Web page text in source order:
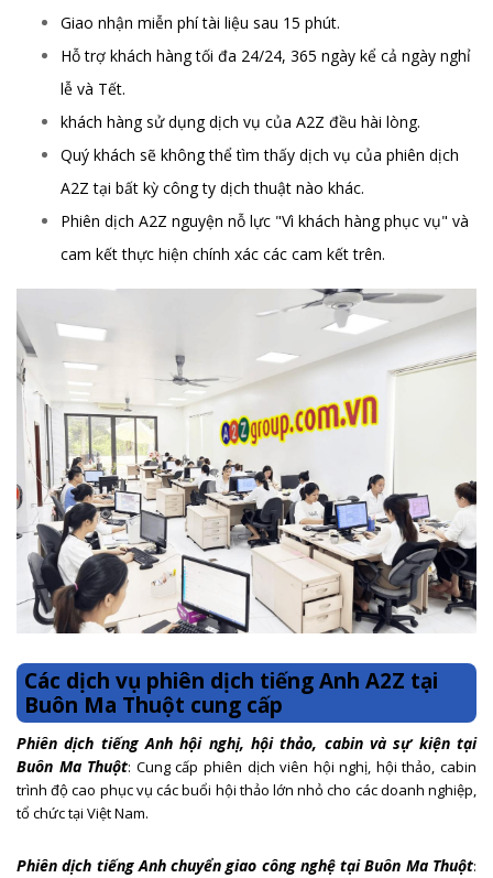
Giao nhận miễn phí tài liệu sau 15 phút.
Hỗ trợ khách hàng tối đa 24/24, 365 ngày kể cả ngày nghỉ
lễ và Tết.
khách hàng sử dụng dịch vụ của A2Z đều hài lòng.
Quý khách sẽ không thể tìm thấy dịch vụ của phiên dịch
A2Z tại bất kỳ công ty dịch thuật nào khác.
Phiên dịch A2Z nguyện nỗ lực "Vì khách hàng phục vụ" và
cam kết thực hiện chính xác các cam kết trên.
Các dịch vụ phiên dịch tiếng Anh A2Z tại
Buôn Ma Thuột cung cấp
Phiên dịch tiếng Anh hội nghị, hội thảo, cabin và sự kiện tại
Buôn Ma Thuột: Cung cấp phiên dịch viên hội nghị, hội thảo, cabin
trình độ cao phục vụ các buổi hội thảo lớn nhỏ cho các doanh nghiệp,
tổ chức tại Việt Nam.
Phiên dịch tiếng Anh chuyển giao công nghệ tại Buôn Ma Thuột: